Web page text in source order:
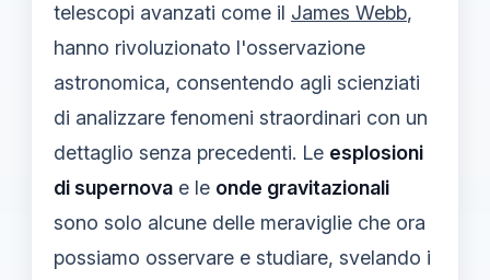
telescopi avanzati come il James Webb,
hanno rivoluzionato l'osservazione
astronomica, consentendo agli scienziati
di analizzare fenomeni straordinari con un
dettaglio senza precedenti. Le esplosioni
di supernova e le onde gravitazionali
sono solo alcune delle meraviglie che ora
possiamo osservare e studiare, svelando i